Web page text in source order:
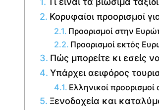
Κορυφαίοι προορισμοί
Προορισμοί στην
Προορισμοί εκτός
Πώς μπορείτε κι εσείς
Υπάρχει αειφόρος
Ελληνικοί
Ξενοδοχεία και